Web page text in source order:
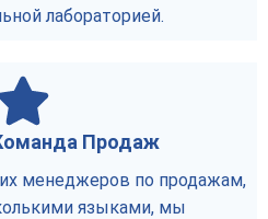
лабораторией.
Продаж
менеджеров по продажам,
языками, мы